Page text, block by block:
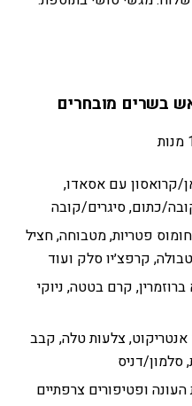
באן/קרואסון עם אסאדו,
כתום, סיגרים/קובה
(10 סוגים): חומוס פטריות, מטבוחה, חציל
קרפצ׳יו סלק ועוד
קרם בטטה, ניוקי
סטייק אנטריקוט, צלעות טלה, קבב
סלמון/דניס
ופטיפורים צרפתיים